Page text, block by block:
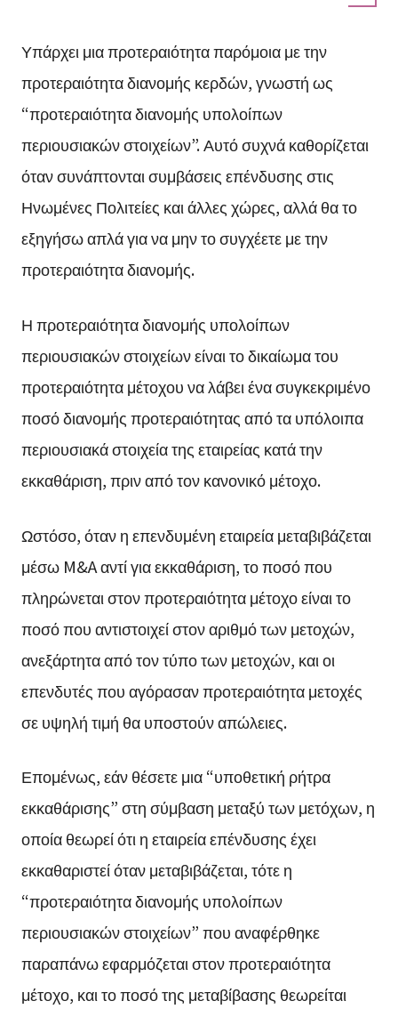
Υπάρχει μια προτεραιότητα παρόμοια με την
προτεραιότητα διανομής κερδών, γνωστή ως
“προτεραιότητα διανομής υπολοίπων
περιουσιακών στοιχείων”. Αυτό συχνά καθορίζεται
όταν συνάπτονται συμβάσεις επένδυσης στις
Ηνωμένες Πολιτείες και άλλες χώρες, αλλά θα το
εξηγήσω απλά για να μην το συγχέετε με την
προτεραιότητα διανομής.
Η προτεραιότητα διανομής υπολοίπων
περιουσιακών στοιχείων είναι το δικαίωμα του
προτεραιότητα μέτοχου να λάβει ένα συγκεκριμένο
ποσό διανομής προτεραιότητας από τα υπόλοιπα
περιουσιακά στοιχεία της εταιρείας κατά την
εκκαθάριση, πριν από τον κανονικό μέτοχο.
Ωστόσο, όταν η επενδυμένη εταιρεία μεταβιβάζεται
μέσω M&A αντί για εκκαθάριση, το ποσό που
πληρώνεται στον προτεραιότητα μέτοχο είναι το
ποσό που αντιστοιχεί στον αριθμό των μετοχών,
ανεξάρτητα από τον τύπο των μετοχών, και οι
επενδυτές που αγόρασαν προτεραιότητα μετοχές
σε υψηλή τιμή θα υποστούν απώλειες.
Επομένως, εάν θέσετε μια “υποθετική ρήτρα
εκκαθάρισης” στη σύμβαση μεταξύ των μετόχων, η
οποία θεωρεί ότι η εταιρεία επένδυσης έχει
εκκαθαριστεί όταν μεταβιβάζεται, τότε η
“προτεραιότητα διανομής υπολοίπων
περιουσιακών στοιχείων” που αναφέρθηκε
παραπάνω εφαρμόζεται στον προτεραιότητα
μέτοχο, και το ποσό της μεταβίβασης θεωρείται